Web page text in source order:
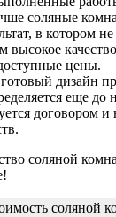
соляные
в котором не
высокое
цены.
дизайн
еще до
договором и
соляной
соляной